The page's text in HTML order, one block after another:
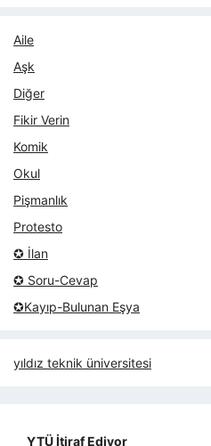
Aile
Aşk
Diğer
Fikir Verin
Komik
Okul
Pişmanlık
Protesto
✪ İlan
✪ Soru-Cevap
✪Kayıp-Bulunan Eşya
yıldız teknik üniversitesi
YTÜ İtiraf Ediyor